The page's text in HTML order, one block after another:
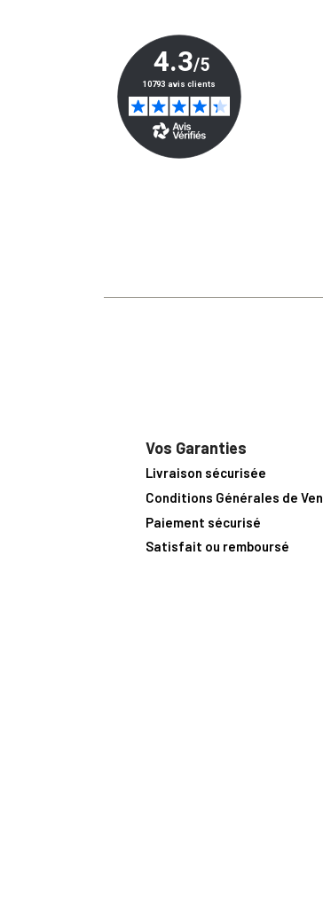
Vos Garanties
Livraison sécurisée
Conditions Générales de
Paiement sécurisé
Satisfait ou remboursé